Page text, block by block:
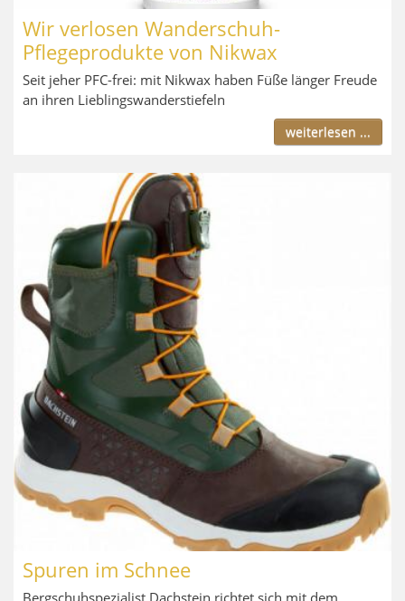
Wir verlosen Wanderschuh-
Pflegeprodukte von Nikwax
Seit jeher PFC-frei: mit Nikwax haben Füße länger Freude
an ihren Lieblingswanderstiefeln
weiterlesen ...
Spuren im Schnee